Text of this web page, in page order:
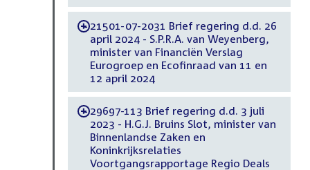
-21501-07-2031 Brief regering d.d. 26
april 2024 - S.P.R.A. van Weyenberg,
minister van Financiën Verslag
Eurogroep en Ecofinraad van 11 en
12 april 2024
-29697-113 Brief regering d.d. 3 juli
2023 - H.G.J. Bruins Slot, minister van
Binnenlandse Zaken en
Koninkrijksrelaties
Voortgangsrapportage Regio Deals